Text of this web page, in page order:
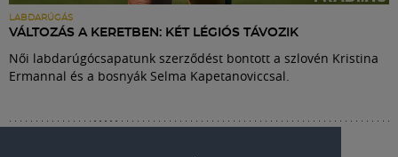
LABDARÚGÁS
VÁLTOZÁS A KERETBEN: KÉT LÉGIÓS TÁVOZIK
Női labdarúgócsapatunk szerződést bontott a szlovén Kristina
Ermannal és a bosnyák Selma Kapetanoviccsal.